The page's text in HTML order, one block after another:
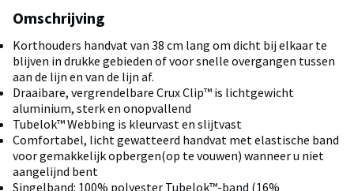
Omschrijving
Korthouders handvat van 38 cm lang om dicht bij elkaar te
blijven in drukke gebieden of voor snelle overgangen tussen
aan de lijn en van de lijn af.
Draaibare, vergrendelbare Crux Clip™️ is lichtgewicht
aluminium, sterk en onopvallend
Tubelok™️ Webbing is kleurvast en slijtvast
Comfortabel, licht gewatteerd handvat met elastische band
voor gemakkelijk opbergen(op te vouwen) wanneer u niet
aangelijnd bent
Singelband: 100% polyester Tubelok™-band (16%